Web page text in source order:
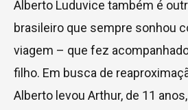
Alberto Luduvice também é
brasileiro que sempre sonhou
viagem – que fez
filho. Em busca de
Alberto levou Arthur, de 11